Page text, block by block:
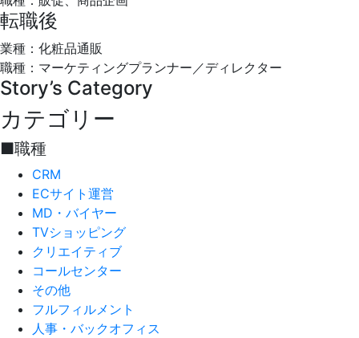
転職後
業種：化粧品通販
職種：マーケティングプランナー／ディレクター
Story’s Category
カテゴリー
■職種
CRM
ECサイト運営
MD・バイヤー
TVショッピング
クリエイティブ
コールセンター
その他
フルフィルメント
人事・バックオフィス